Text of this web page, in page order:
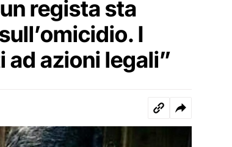
regista sta
I
azioni legali”